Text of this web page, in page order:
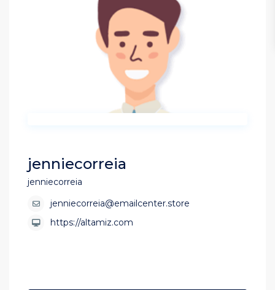
jenniecorreia
jenniecorreia
jenniecorreia@emailcenter.store
https://altamiz.com